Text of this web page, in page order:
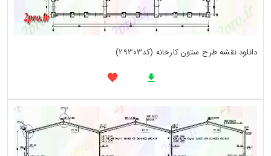
دانلود نقشه طرح ستون کارخانه (کد29303)